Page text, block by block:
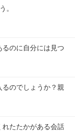
。
のに自分には見つ
のでしょうか？親
たたかがある会話